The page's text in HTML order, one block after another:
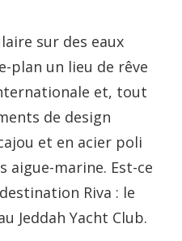
sur des eaux
plan un lieu de rêve
et, tout
de design
et en acier poli
aigue-marine. Est-ce
Riva : le
Jeddah Yacht Club.